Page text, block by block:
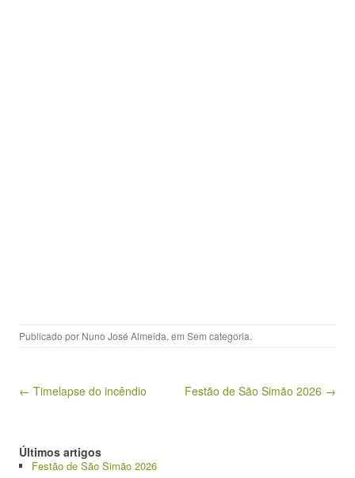
Publicado por Nuno José Almeida, em Sem categoria.
Navegação de artigos
← Timelapse do incêndio Festão de São Simão 2026 →
Últimos artigos
Festão de São Simão 2026